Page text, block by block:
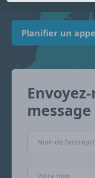
Planifier un
message